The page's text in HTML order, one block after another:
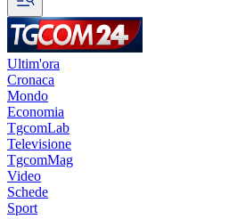
Ultim'ora
Cronaca
Mondo
Economia
TgcomLab
Televisione
TgcomMag
Video
Schede
Sport